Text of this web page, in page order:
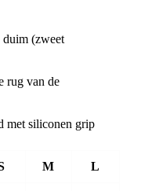
duim (zweet
rug van de
met siliconen grip
M L